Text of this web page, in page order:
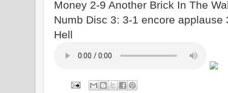
Money 2-9 Another Brick In The
Numb Disc 3: 3-1 encore applause
Hell